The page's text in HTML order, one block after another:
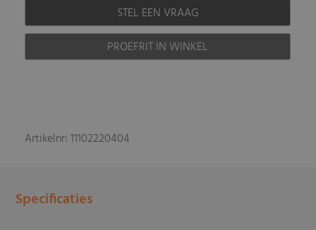
STEL EEN VRAAG
PROEFRIT IN WINKEL
Artikelnr: 11102220404
Specificaties